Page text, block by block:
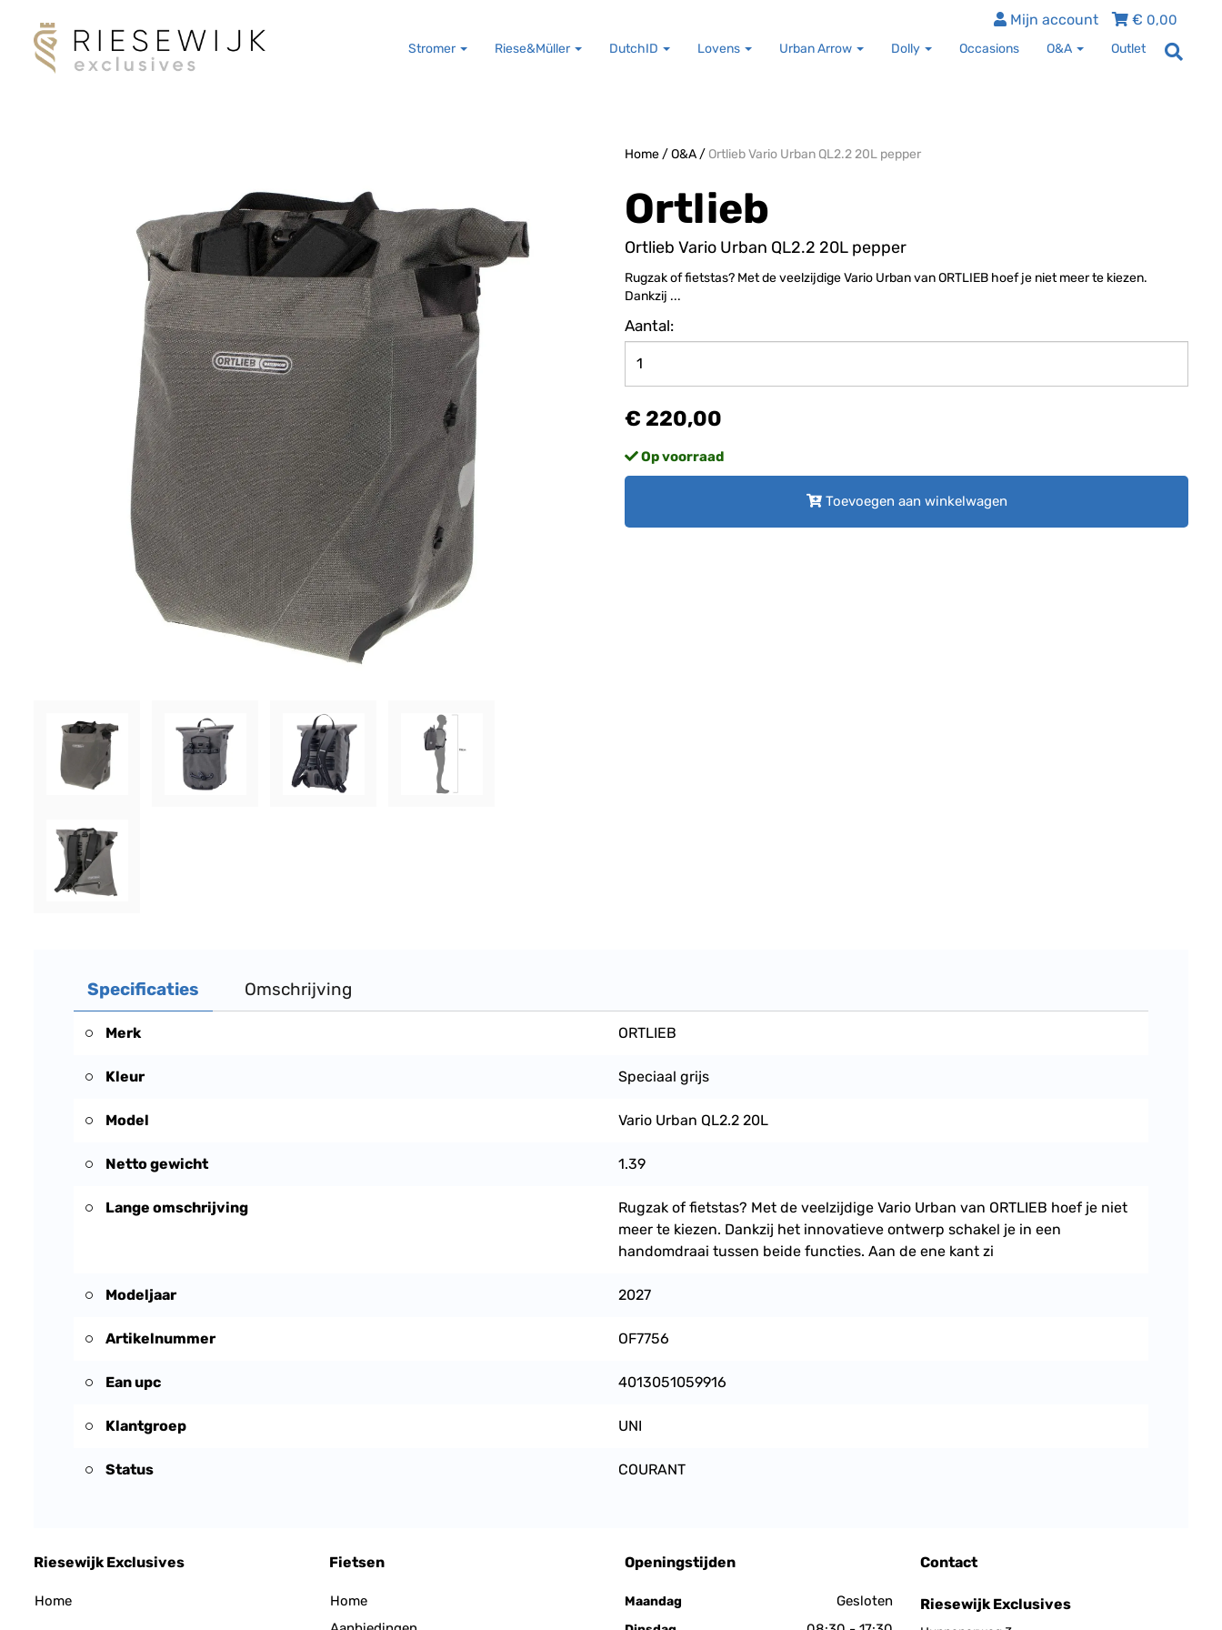
€ 0,00
Mijn account
Stromer Riese&Müller DutchID Lovens Urban Arrow Dolly Occasions O&A Outlet
Home/O&A/ Ortlieb Vario Urban QL2.2 20L pepper
Ortlieb
Ortlieb Vario Urban QL2.2 20L pepper
Rugzak of fietstas? Met de veelzijdige Vario Urban van ORTLIEB hoef je niet meer te kiezen.
Dankzij ...
Aantal:
€ 220,00
Op voorraad
Toevoegen aan winkelwagen
Specificaties Omschrijving
Merk ORTLIEB
Kleur Speciaal grijs
Model Vario Urban QL2.2 20L
Netto gewicht 1.39
Lange omschrijving
Rugzak of fietstas? Met de veelzijdige Vario Urban van ORTLIEB hoef je niet
meer te kiezen. Dankzij het innovatieve ontwerp schakel je in een
handomdraai tussen beide functies. Aan de ene kant zi
Modeljaar 2027
Artikelnummer OF7756
Ean upc 4013051059916
Klantgroep UNI
Status COURANT
Riesewijk Exclusives
Home
Fietsen
Home
Openingstijden
Maandag Gesloten
Contact
Riesewijk Exclusives